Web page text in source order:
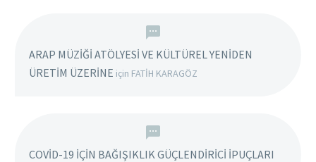
ARAP MÜZİĞİ ATÖLYESİ VE KÜLTÜREL YENİDEN
ÜRETİM ÜZERİNE için FATİH KARAGÖZ
COVİD-19 İÇİN BAĞIŞIKLIK GÜÇLENDİRİCİ İPUÇLARI